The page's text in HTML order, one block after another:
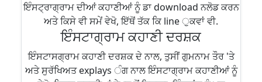
ਇੰਸਟ੍ਰਾਗ੍ਰਾਮ ਦੀਆਂ ਕਹਾਣੀਆਂ ਨੂੰ ਡਾ download ਨਲੋਡ ਕਰਨ
ਅਤੇ ਕਿਸੇ ਵੀ ਸਮੇਂ ਵੇਖੋ, ਇੱਥੋਂ ਤੱਕ ਕਿ line ੁਕਵਾਂ ਵੀ.
ਇੰਸਟਾਗ੍ਰਾਮ ਕਹਾਣੀ ਦਰਸ਼ਕ
ਇੰਸਟਾਸਗ੍ਰਾਮ ਕਹਾਣੀ ਦਰਸ਼ਕ ਦੇ ਨਾਲ, ਤੁਸੀਂ ਗੁਮਨਾਮ ਤੌਰ 'ਤੇ
ਅਤੇ ਸੁਰੱਖਿਅਤ explays ੰਗ ਨਾਲ ਇੰਸਟਾਗ੍ਰਾਮ ਕਹਾਣੀਆਂ ਨੂੰ